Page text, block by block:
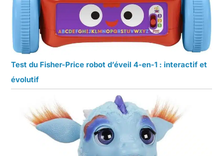
Test du Fisher-Price robot d’éveil 4-en-1 : interactif et
évolutif